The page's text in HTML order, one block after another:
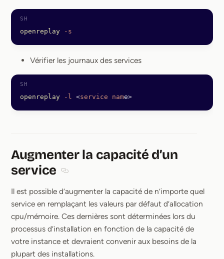
openreplay -s
Vérifier les journaux des services
openreplay -l <service name>
Augmenter la capacité d’un
service
Il est possible d’augmenter la capacité de n’importe quel
service en remplaçant les valeurs par défaut d’allocation
cpu/mémoire. Ces dernières sont déterminées lors du
processus d’installation en fonction de la capacité de
votre instance et devraient convenir aux besoins de la
plupart des installations.